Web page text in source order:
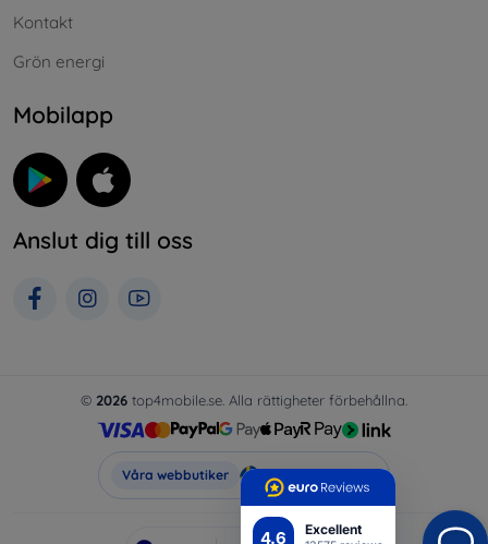
4.6 Excellent
Kontakt
Grön energi
Mobilapp
Anslut dig till oss
© 2026 top4mobile.se. Alla rättigheter förbehållna.
Våra webbutiker Top4Mobile.se